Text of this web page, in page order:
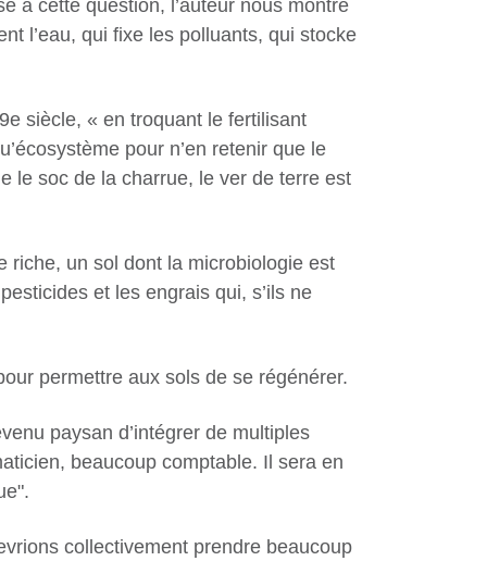
à cette question, l’auteur nous montre
l’eau, qui fixe les polluants, qui stocke
siècle, « en troquant le fertilisant
pour n’en retenir que le
le soc de la charrue, le ver de terre est
riche, un sol dont la microbiologie est
et les engrais qui, s’ils ne
permettre aux sols de se régénérer.
paysan d’intégrer de multiples
beaucoup comptable. Il sera en
collectivement prendre beaucoup